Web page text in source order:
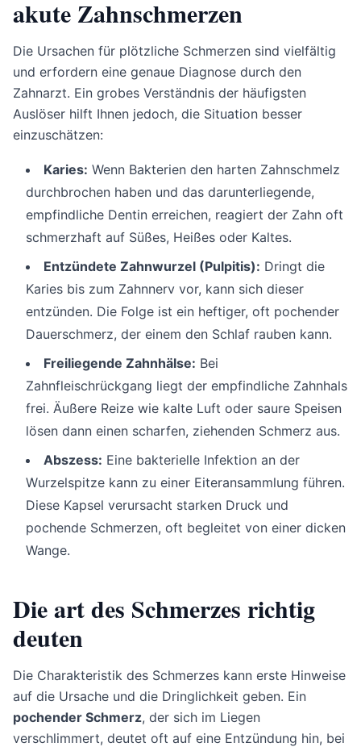
akute Zahnschmerzen
Die Ursachen für plötzliche Schmerzen sind vielfältig
und erfordern eine genaue Diagnose durch den
Zahnarzt. Ein grobes Verständnis der häufigsten
Auslöser hilft Ihnen jedoch, die Situation besser
einzuschätzen:
Karies: Wenn Bakterien den harten Zahnschmelz
durchbrochen haben und das darunterliegende,
empfindliche Dentin erreichen, reagiert der Zahn oft
schmerzhaft auf Süßes, Heißes oder Kaltes.
Entzündete Zahnwurzel (Pulpitis): Dringt die
Karies bis zum Zahnnerv vor, kann sich dieser
entzünden. Die Folge ist ein heftiger, oft pochender
Dauerschmerz, der einem den Schlaf rauben kann.
Freiliegende Zahnhälse: Bei
Zahnfleischrückgang liegt der empfindliche Zahnhals
frei. Äußere Reize wie kalte Luft oder saure Speisen
lösen dann einen scharfen, ziehenden Schmerz aus.
Abszess: Eine bakterielle Infektion an der
Wurzelspitze kann zu einer Eiteransammlung führen.
Diese Kapsel verursacht starken Druck und
pochende Schmerzen, oft begleitet von einer dicken
Wange.
Die art des Schmerzes richtig
deuten
Die Charakteristik des Schmerzes kann erste Hinweise
auf die Ursache und die Dringlichkeit geben. Ein
pochender Schmerz, der sich im Liegen
verschlimmert, deutet oft auf eine Entzündung hin, bei